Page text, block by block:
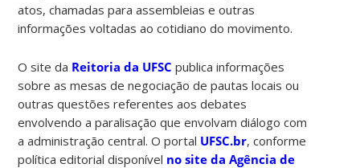
atos, chamadas para assembleias e outras
informações voltadas ao cotidiano do movimento.
O site da Reitoria da UFSC publica informações
sobre as mesas de negociação de pautas locais ou
outras questões referentes aos debates
envolvendo a paralisação que envolvam diálogo com
a administração central. O portal UFSC.br, conforme
política editorial disponível no site da Agência de